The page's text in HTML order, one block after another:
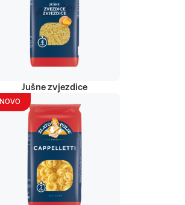
Jušne zvjezdice
NOVO